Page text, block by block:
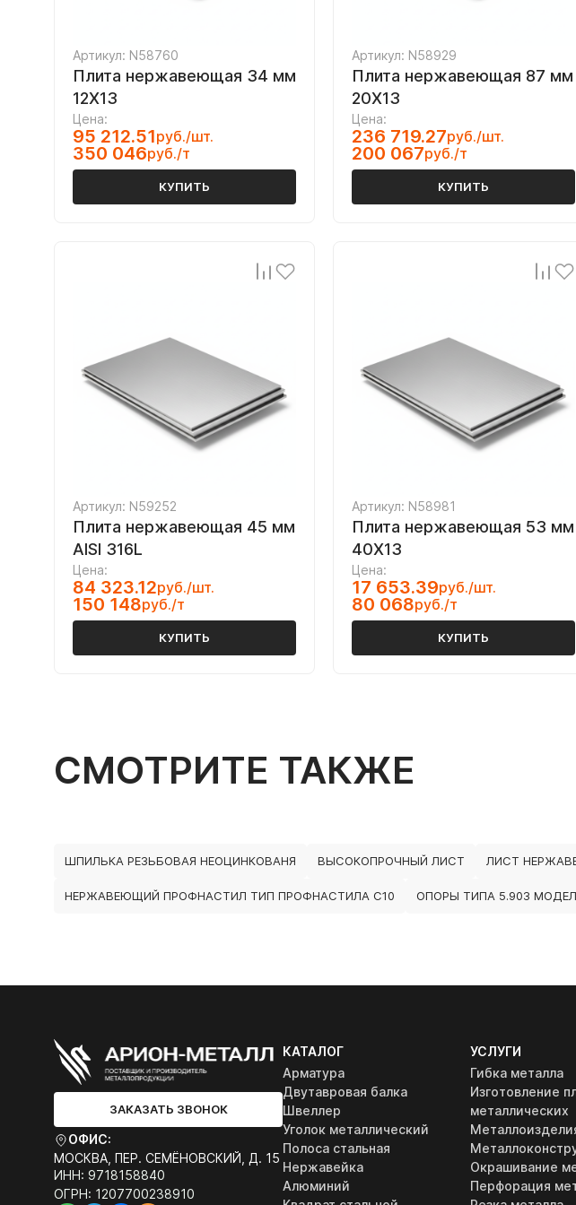
Артикул: N58760
Плита нержавеющая 34 мм
12Х13
Цена:
95 212.51руб./шт.
350 046руб./т
КУПИТЬ
Артикул: N58929
Плита нержавеющая 87 мм
20Х13
Цена:
236 719.27руб./шт.
200 067руб./т
КУПИТЬ
Артикул: N59252
Плита нержавеющая 45 мм
AISI 316L
Цена:
84 323.12руб./шт.
150 148руб./т
КУПИТЬ
Артикул: N58981
Плита нержавеющая 53 мм
40Х13
Цена:
17 653.39руб./шт.
80 068руб./т
КУПИТЬ
СМОТРИТЕ ТАКЖЕ
ШПИЛЬКА РЕЗЬБОВАЯ НЕОЦИНКОВАНЯ ВЫСОКОПРОЧНЫЙ ЛИСТ ЛИСТ
НЕРЖАВЕЮЩИЙ ПРОФНАСТИЛ ТИП ПРОФНАСТИЛА С10 ОПОРЫ ТИПА 5.903
ЗАКАЗАТЬ ЗВОНОК
ОФИС:
МОСКВА, ПЕР. СЕМЁНОВСКИЙ, Д. 15
ИНН: 9718158840
ОГРН: 1207700238910
КАТАЛОГ
Арматура
Двутавровая балка
Швеллер
Уголок металлический
Полоса стальная
Нержавейка
Алюминий
УСЛУГИ
Гибка металла
Изготовление
металлических
Окрашивание
Перфорация